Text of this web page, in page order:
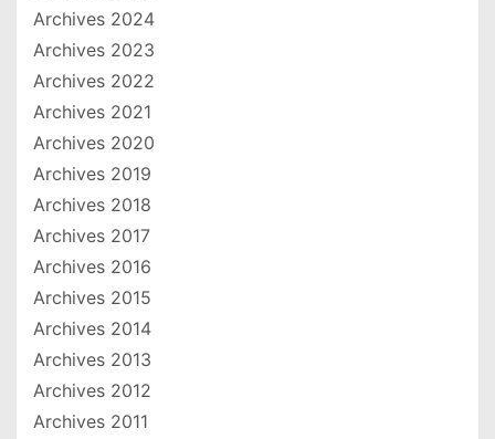
Archives 2024
Archives 2023
Archives 2022
Archives 2021
Archives 2020
Archives 2019
Archives 2018
Archives 2017
Archives 2016
Archives 2015
Archives 2014
Archives 2013
Archives 2012
Archives 2011